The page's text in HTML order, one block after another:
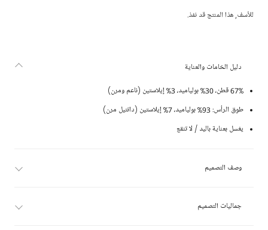
للأسف, هذا المنتج قد نفذ.
دليل الخامات والعناية
67% قطن، 30% بولياميد، 3% إيلاستين (ناعم ومرن)
طوق الرأس: 93% بولياميد، 7% إيلاستين (دانتيل مرن)
يغسل بعناية باليد / لا تنقع
وصف التصميم
جماليات التصميم